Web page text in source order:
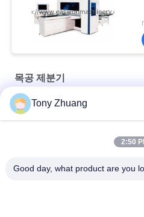
목공 제분기
수직 Dia35mm 목공 제분기 단일 스
Tony Zhuang
2:50
Good day, what product are you